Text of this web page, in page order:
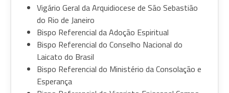
Vigário Geral da Arquidiocese de São Sebastião
do Rio de Janeiro
Bispo Referencial da Adoção Espiritual
Bispo Referencial do Conselho Nacional do
Laicato do Brasil
Bispo Referencial do Ministério da Consolação e
Esperança